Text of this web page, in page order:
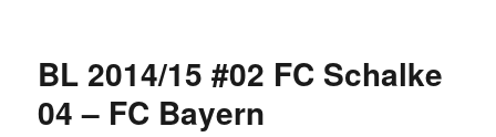
BL 2014/15 #02 FC Schalke
04 – FC Bayern